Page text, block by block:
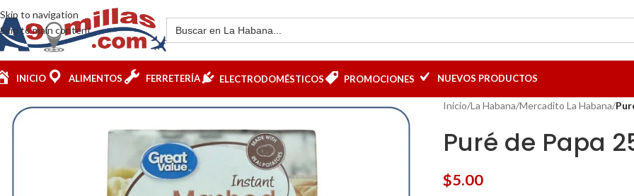
Skip to navigation
Skip to main content
INICIO ALIMENTOS FERRETERÍA ELECTRODOMÉSTICOS PROMOCIONES NUEVOS PRODUCTOS
Inicio/La Habana/Mercadito La Habana/
Puré de Papa
$5.00